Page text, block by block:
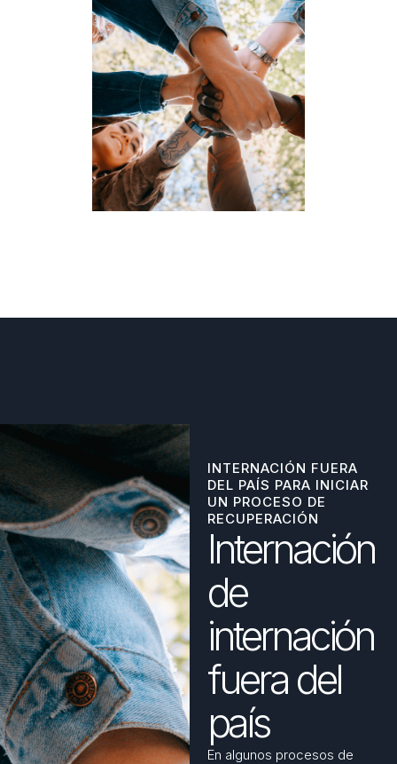
INTERNACIÓN FUERA
DEL PAÍS PARA INICIAR
UN PROCESO DE
RECUPERACIÓN
Internación
de
internación
fuera del
país
En algunos procesos de